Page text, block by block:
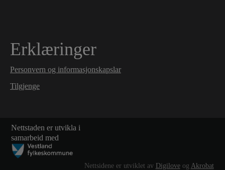
Erklæringer
Personvern og informasjonskapslar
Tilgjenge
Nettstaden er utvikla i
samarbeid med
Nettsidene er utviklet av Digiloveog Akrobat